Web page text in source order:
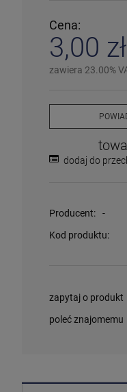
Wyprzedany
Na zamówienie
– w
Wycofany – produkt
Więcej informacji na
Cena:
3,00 zł
zawiera 23.00%
dodaj do
Producent:
-
Kod produktu:
zapytaj o produkt
poleć znajomemu